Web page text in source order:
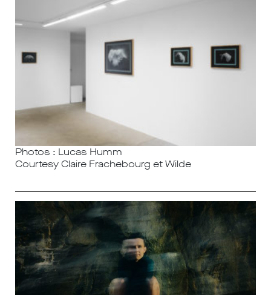
Photos : Lucas Humm
Courtesy Claire Frachebourg et Wilde